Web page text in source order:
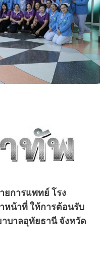
ยการแพทย์ โรง
หน้าที่ ให้การต้อนรับ
บาลอุทัยธานี จังหวัด